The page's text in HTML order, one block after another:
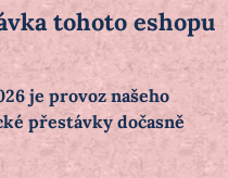
tohoto eshopu
je provoz našeho
přestávky dočasně